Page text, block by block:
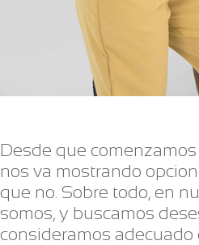
Desde que
nos va mostrando
que no. Sobre todo, en
somos, y buscamos
consideramos adecuado